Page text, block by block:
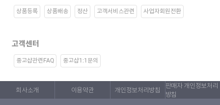
상품등록 상품배송 정산 고객서비스관련 사업자회원전환
고객센터
중고샵관련FAQ 중고샵1:1문의
회사소개 이용약관 개인정보처리방침
판매자 개인정보처리
방침